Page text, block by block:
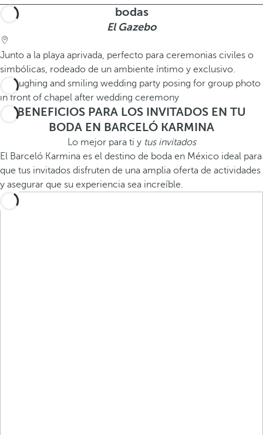
bodas
El Gazebo
Junto a la playa aprivada, perfecto para ceremonias civiles o
simbólicas, rodeado de un ambiente íntimo y exclusivo.
BENEFICIOS PARA LOS INVITADOS EN TU
BODA EN BARCELÓ KARMINA
Lo mejor para ti y tus invitados
El Barceló Karmina es el destino de boda en México ideal para
que tus invitados disfruten de una amplia oferta de actividades
y asegurar que su experiencia sea increíble.